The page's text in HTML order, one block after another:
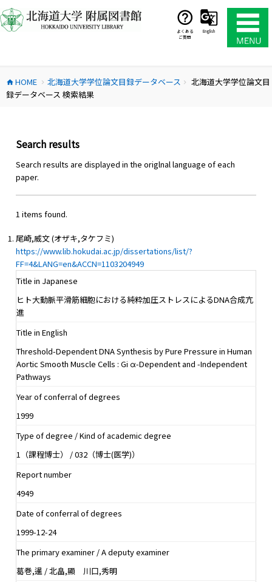
ン
テ
ス
キ
よくある
ご質問
English
home HOME chevron_right 北海道大学学位論文目録データベース chevron_right
北海道大学学位論文目
録データベース 検索結果
Search results
Search results are displayed in the origlnal language of each
paper.
1 items found.
尾崎,威文 (オザキ,タケフミ)
https://www.lib.hokudai.ac.jp/dissertations/list/?
FF=4&LANG=en&ACCN=1103204949
Title in Japanese
ヒト大動脈平滑筋細胞における純粋加圧ストレスによるDNA合成亢
進
Title in English
Threshold-Dependent DNA Synthesis by Pure Pressure in Human
Aortic Smooth Muscle Cells : Gi α-Dependent and -Independent
Pathways
Year of conferral of degrees
1999
Type of degree / Kind of academic degree
1（課程博士） / 032（博士(医学)）
Report number
4949
Date of conferral of degrees
1999-12-24
The primary examiner / A deputy examiner
葛巻,暹 / 北畠,顯 川口,秀明